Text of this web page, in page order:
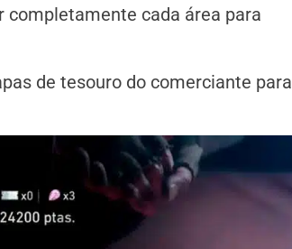
completamente cada área para
de tesouro do comerciante para